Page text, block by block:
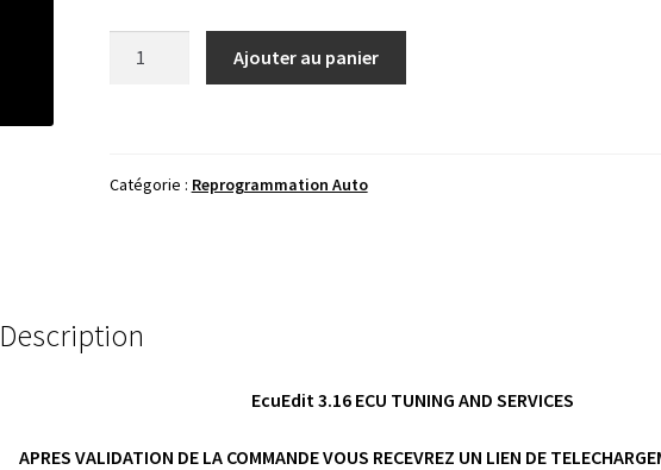
TUNING
Ajouter au panier
Catégorie : Reprogrammation Auto
Description
EcuEdit 3.16 ECU TUNING AND SERVICES
APRES VALIDATION DE LA COMMANDE VOUS RECEVREZ UN LIEN DE